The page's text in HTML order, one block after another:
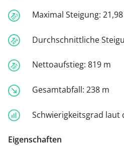
Maximal Steigung:
Durchschnittliche
Nettoaufstieg: 819 m
Gesamtabfall: 238 m
Schwierigkeitsgrad laut
Eigenschaften